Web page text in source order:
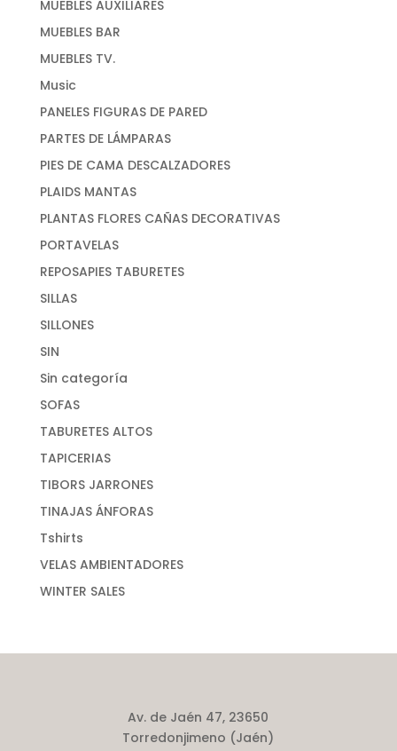
MUEBLES AUXILIARES
MUEBLES BAR
MUEBLES TV.
Music
PANELES FIGURAS DE PARED
PARTES DE LÁMPARAS
PIES DE CAMA DESCALZADORES
PLAIDS MANTAS
PLANTAS FLORES CAÑAS DECORATIVAS
PORTAVELAS
REPOSAPIES TABURETES
SILLAS
SILLONES
SIN
Sin categoría
SOFAS
TABURETES ALTOS
TAPICERIAS
TIBORS JARRONES
TINAJAS ÁNFORAS
Tshirts
VELAS AMBIENTADORES
WINTER SALES
Av. de Jaén 47, 23650
Torredonjimeno (Jaén)